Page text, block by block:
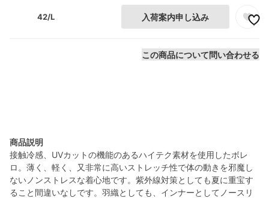
42/L 入荷案内申し込み
この商品について問い合わせる
商品説明
接触冷感、UVカットの機能のあるハイテク素材を使用したボレ
ロ。薄く、軽く、又非常に高いストレッチ性で体の動きを邪魔し
ないノンストレスな着心地です。紫外線対策としても夏に重宝す
ること間違いなしです。羽織としても、インナーとしてノースリ